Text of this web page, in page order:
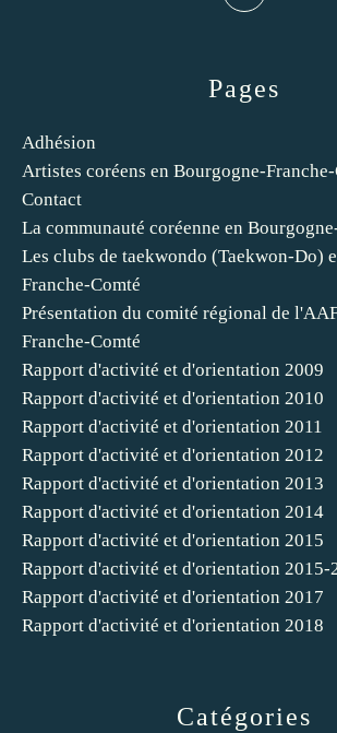
Catégories
Pages
Adhésion
Artistes coréens en Bourgogne-
Contact
La communauté coréenne en
Les clubs de taekwondo (Taekwon-Do)
Franche-Comté
Présentation du comité régional de
Franche-Comté
Rapport d'activité et d'orientation 2009
Rapport d'activité et d'orientation 2010
Rapport d'activité et d'orientation 2011
Rapport d'activité et d'orientation 2012
Rapport d'activité et d'orientation 2013
Rapport d'activité et d'orientation 2014
Rapport d'activité et d'orientation 2015
Rapport d'activité et d'orientation 2015-
Rapport d'activité et d'orientation 2017
Rapport d'activité et d'orientation 2018